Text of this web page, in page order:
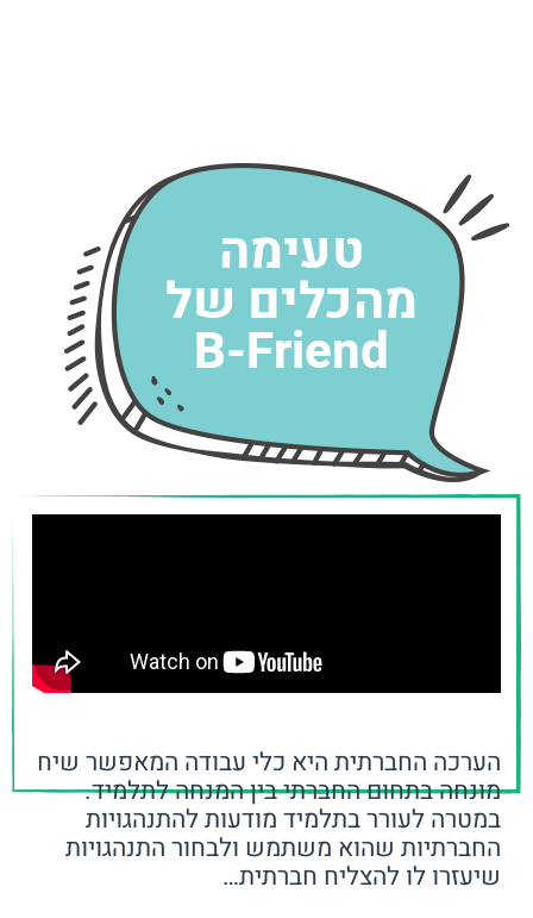
הערכה החברתית היא כלי עבודה המאפשר שיח
מונחה בתחום החברתי בין המנחה לתלמיד.
במטרה לעורר בתלמיד מודעות להתנהגויות
החברתיות שהוא משתמש ולבחור התנהגויות
שיעזרו לו להצליח חברתית…